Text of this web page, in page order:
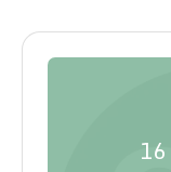
16